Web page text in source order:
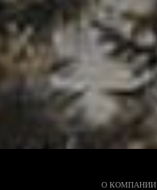
О КОМПАНИИ